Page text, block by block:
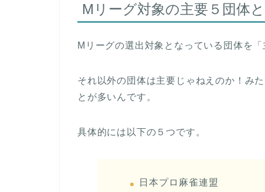
Mリーグ対象の主要５団体
Mリーグの選出対象となっている団体を「
それ以外の団体は主要じゃねえのか！み
とが多いんです。
具体的には以下の５つです。
日本プロ麻雀連盟